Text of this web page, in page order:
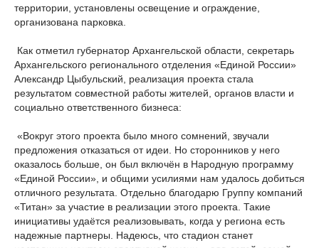
территории, установлены освещение и ограждение,
организована парковка.
Как отметил губернатор Архангельской области, секретарь
Архангельского регионального отделения «Единой России»
Александр Цыбульский, реализация проекта стала
результатом совместной работы жителей, органов власти и
социально ответственного бизнеса:
«Вокруг этого проекта было много сомнений, звучали
предложения отказаться от идеи. Но сторонников у него
оказалось больше, он был включён в Народную программу
«Единой России», и общими усилиями нам удалось добиться
отличного результата. Отдельно благодарю Группу компаний
«Титан» за участие в реализации этого проекта. Такие
инициативы удаётся реализовывать, когда у региона есть
надежные партнеры. Надеюсь, что стадион станет